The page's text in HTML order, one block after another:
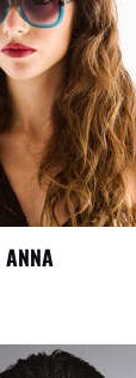
ANNA